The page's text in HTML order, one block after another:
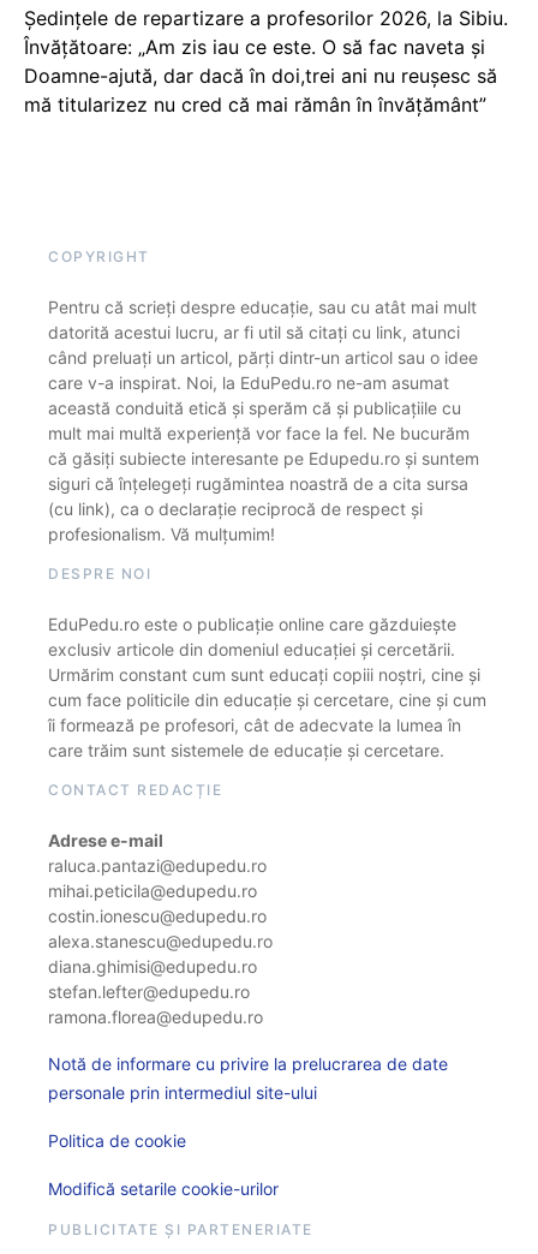
Ședințele de repartizare a profesorilor 2026, la Sibiu.
Învățătoare: „Am zis iau ce este. O să fac naveta și
Doamne-ajută, dar dacă în doi,trei ani nu reușesc să
mă titularizez nu cred că mai rămân în învățământ”
COPYRIGHT
Pentru că scrieți despre educație, sau cu atât mai mult
datorită acestui lucru, ar fi util să citați cu link, atunci
când preluați un articol, părți dintr-un articol sau o idee
care v-a inspirat. Noi, la EduPedu.ro ne-am asumat
această conduită etică și sperăm că și publicațiile cu
mult mai multă experiență vor face la fel. Ne bucurăm
că găsiți subiecte interesante pe Edupedu.ro și suntem
siguri că înțelegeți rugămintea noastră de a cita sursa
(cu link), ca o declarație reciprocă de respect și
profesionalism. Vă mulțumim!
DESPRE NOI
EduPedu.ro este o publicație online care găzduiește
exclusiv articole din domeniul educației și cercetării.
Urmărim constant cum sunt educați copiii noștri, cine și
cum face politicile din educație și cercetare, cine și cum
îi formează pe profesori, cât de adecvate la lumea în
care trăim sunt sistemele de educație și cercetare.
CONTACT REDACȚIE
Adrese e-mail
raluca.pantazi@edupedu.ro
mihai.peticila@edupedu.ro
costin.ionescu@edupedu.ro
alexa.stanescu@edupedu.ro
diana.ghimisi@edupedu.ro
stefan.lefter@edupedu.ro
ramona.florea@edupedu.ro
Notă de informare cu privire la prelucrarea de date
personale prin intermediul site-ului
Politica de cookie
Modifică setarile cookie-urilor
PUBLICITATE ȘI PARTENERIATE